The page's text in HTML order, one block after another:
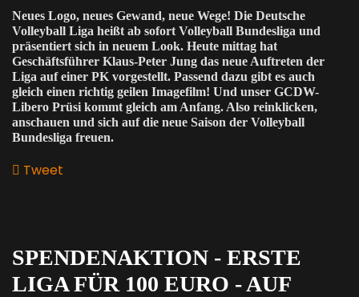
Neues Logo, neues Gewand, neue Wege! Die Deutsche
Volleyball Liga heißt ab sofort Volleyball Bundesliga und
präsentiert sich in neuem Look. Heute mittag hat
Geschäftsführer Klaus-Peter Jung das neue Auftreten der
Liga auf einer PK vorgestellt. Passend dazu gibt es auch
gleich einen richtig geilen Imagefilm! Und unser GCDW-
Libero Prüsi kommt gleich am Anfang. Also reinklicken,
anschauen und sich auf die neue Saison der Volleyball
Bundesliga freuen.
Tweet
SPENDENAKTION - ERSTE
LIGA FÜR 100 EURO - AUF